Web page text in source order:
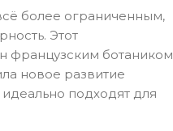
более ограниченным,
Этот
французским ботаником
новое развитие
подходят для